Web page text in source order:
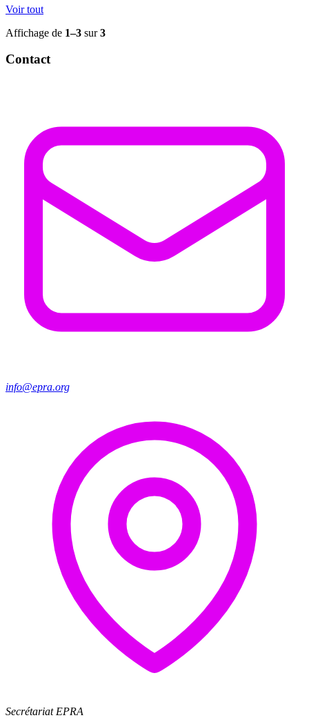
Voir tout
Affichage de 1–3 sur3
Contact
info@epra.org
Secrétariat EPRA